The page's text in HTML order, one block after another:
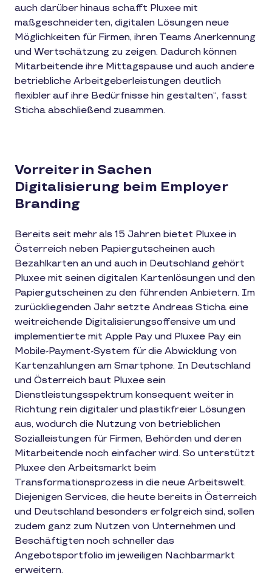
auch darüber hinaus schafft Pluxee mit
maßgeschneiderten, digitalen Lösungen neue
Möglichkeiten für Firmen, ihren Teams Anerkennung
und Wertschätzung zu zeigen. Dadurch können
Mitarbeitende ihre Mittagspause und auch andere
betriebliche Arbeitgeberleistungen deutlich
flexibler auf ihre Bedürfnisse hin gestalten“, fasst
Sticha abschließend zusammen.
Vorreiter in Sachen
Digitalisierung beim Employer
Branding
Bereits seit mehr als 15 Jahren bietet Pluxee in
Österreich neben Papiergutscheinen auch
Bezahlkarten an und auch in Deutschland gehört
Pluxee mit seinen digitalen Kartenlösungen und den
Papiergutscheinen zu den führenden Anbietern. Im
zurückliegenden Jahr setzte Andreas Sticha eine
weitreichende Digitalisierungsoffensive um und
implementierte mit Apple Pay und Pluxee Pay ein
Mobile-Payment-System für die Abwicklung von
Kartenzahlungen am Smartphone. In Deutschland
und Österreich baut Pluxee sein
Dienstleistungsspektrum konsequent weiter in
Richtung rein digitaler und plastikfreier Lösungen
aus, wodurch die Nutzung von betrieblichen
Sozialleistungen für Firmen, Behörden und deren
Mitarbeitende noch einfacher wird. So unterstützt
Pluxee den Arbeitsmarkt beim
Transformationsprozess in die neue Arbeitswelt.
Diejenigen Services, die heute bereits in Österreich
und Deutschland besonders erfolgreich sind, sollen
zudem ganz zum Nutzen von Unternehmen und
Beschäftigten noch schneller das
Angebotsportfolio im jeweiligen Nachbarmarkt
erweitern.